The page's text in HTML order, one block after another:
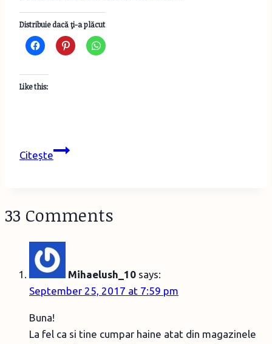
Distribuie dacă ţi-a plăcut
Like this:
CiteșteCu
teatru?
pic
despre
educația
vestimentară
la
băieți
33 Comments
Mihaelush_10 says:
September 25, 2017 at 7:59 pm
Buna!
La fel ca si tine cumpar haine atat din magazinele